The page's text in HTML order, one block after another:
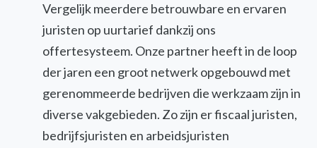
Vergelijk meerdere betrouwbare en ervaren
juristen op uurtarief dankzij ons
offertesysteem. Onze partner heeft in de loop
der jaren een groot netwerk opgebouwd met
gerenommeerde bedrijven die werkzaam zijn in
diverse vakgebieden. Zo zijn er fiscaal juristen,
bedrijfsjuristen en arbeidsjuristen